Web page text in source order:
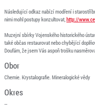
Následující odkaz nabízí modření i
nimi mohl postupy konzultovat,http://
Muzejní sbírky Vojenského historického
také občas restaurovat nebo chybějící
Doufám, že jsem Vás aspoň trošku
Obor
Chemie. Krystalografie. Mineralogické vědy
Okres
--